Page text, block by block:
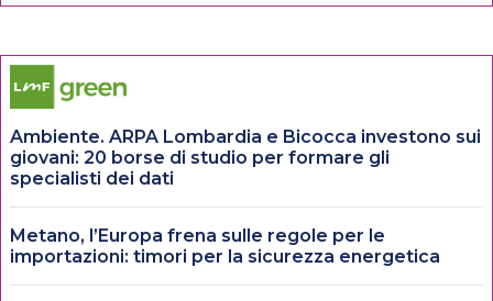
Ambiente. ARPA Lombardia e Bicocca investono sui
giovani: 20 borse di studio per formare gli
specialisti dei dati
Metano, l’Europa frena sulle regole per le
importazioni: timori per la sicurezza energetica